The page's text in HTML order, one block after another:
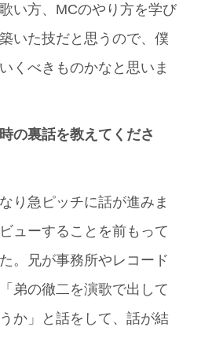
い方、MCのやり方を学び
いた技だと思うので、僕
くべきものかなと思いま
の裏話を教えてくださ
り急ピッチに話が進みま
ューすることを前もって
。兄が事務所やレコード
弟の徹二を演歌で出して
か」と話をして、話が結